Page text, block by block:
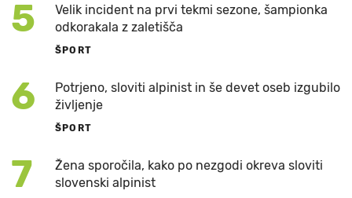
5
Velik incident na prvi tekmi sezone, šampionka
odkorakala z zaletišča
ŠPORT
6
Potrjeno, sloviti alpinist in še devet oseb izgubilo
življenje
ŠPORT
7
Žena sporočila, kako po nezgodi okreva sloviti
slovenski alpinist